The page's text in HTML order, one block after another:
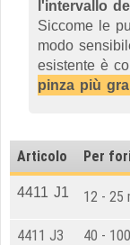
l'intervallo
Siccome le
modo
esistente è
pinza più
Articolo Per
4411 J1 12 - 25
4411 J3 40 -